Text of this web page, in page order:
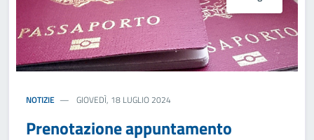
NOTIZIE GIOVEDÌ, 18 LUGLIO 2024
Prenotazione appuntamento